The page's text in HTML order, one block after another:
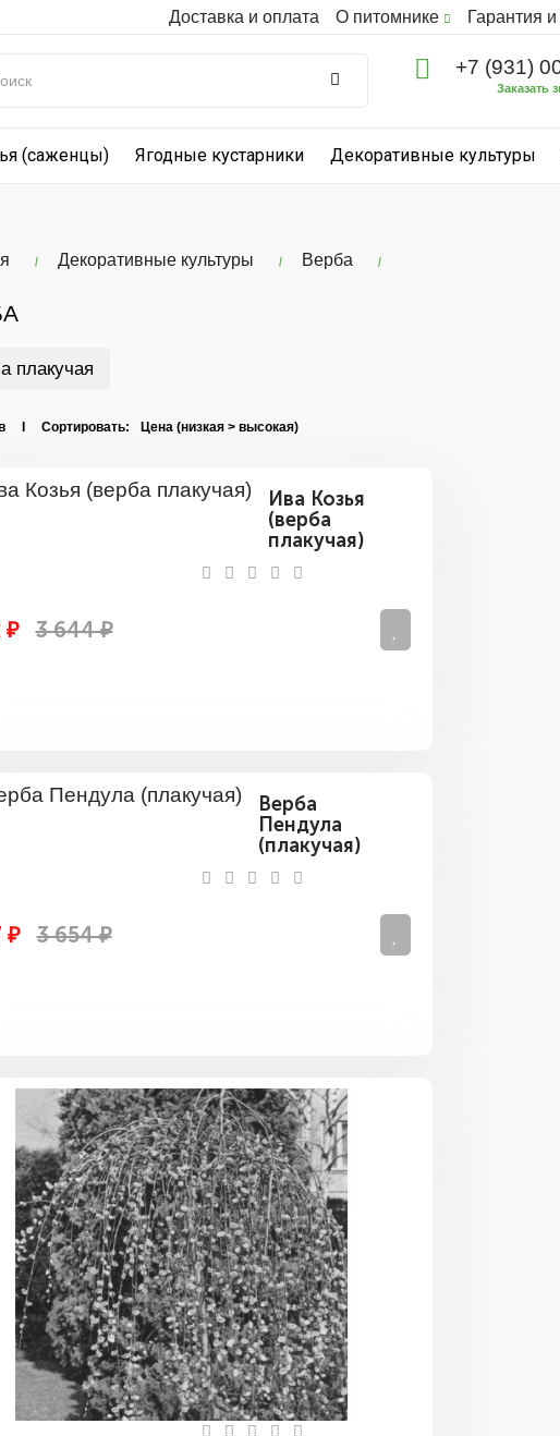
Доставка и оплата О питомнике Гарантия
+7 (931)
Заказать
(саженцы) Ягодные кустарники Декоративные культуры
Декоративные культуры Верба
плакучая
I Сортировать:
Ива Козья
(верба
плакучая)
₽ 3 644 ₽
Верба
Пендула
(плакучая)
₽ 3 654 ₽